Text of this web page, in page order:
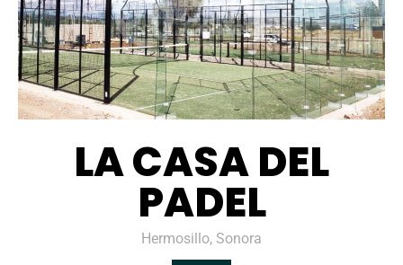
LA CASA DEL
PADEL
Hermosillo, Sonora